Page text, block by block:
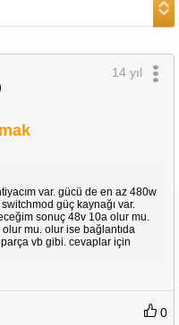
14 yıl
var. gücü de en az 480w
güç kaynağı var.
sonuç 48v 10a olur mu.
mu. olur ise bağlantıda
vb gibi. cevaplar için
0